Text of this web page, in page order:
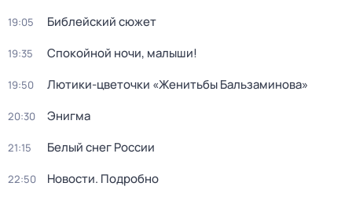
19:05 Библейский сюжет
19:35 Спокойной ночи, малыши!
19:50 Лютики-цветочки «Женитьбы Бальзаминова»
20:30 Энигма
21:15 Белый снег России
22:50 Новости. Подробно